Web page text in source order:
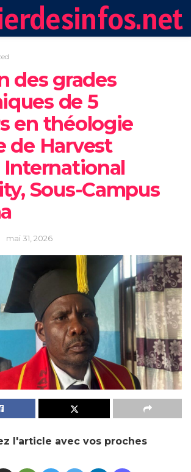
des grades
de 5
en théologie
de Harvest
International
Sous-Campus
mai 31, 2026
l'article avec vos proches